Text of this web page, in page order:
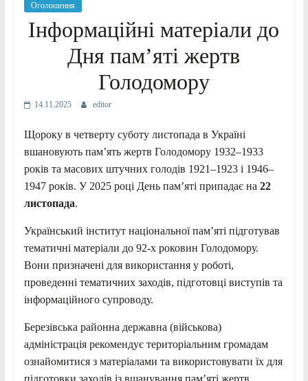
Оголошення
Інформаційні матеріали до
Дня пам’яті жертв
Голодомору
14.11.2025 editor
Щороку в четверту суботу листопада в Україні
вшановують пам’ять жертв Голодомору 1932–1933
років та масових штучних голодів 1921–1923 і 1946–
1947 років. У 2025 році День пам’яті припадає на 22
листопада.
Український інститут національної пам’яті підготував
тематичні матеріали до 92-х роковин Голодомору.
Вони призначені для використання у роботі,
проведенні тематичних заходів, підготовці виступів та
інформаційного супроводу.
Березівська районна державна (військова)
адміністрація рекомендує територіальним громадам
ознайомитися з матеріалами та використовувати їх для
підготовки заходів із вшанування пам’яті жертв